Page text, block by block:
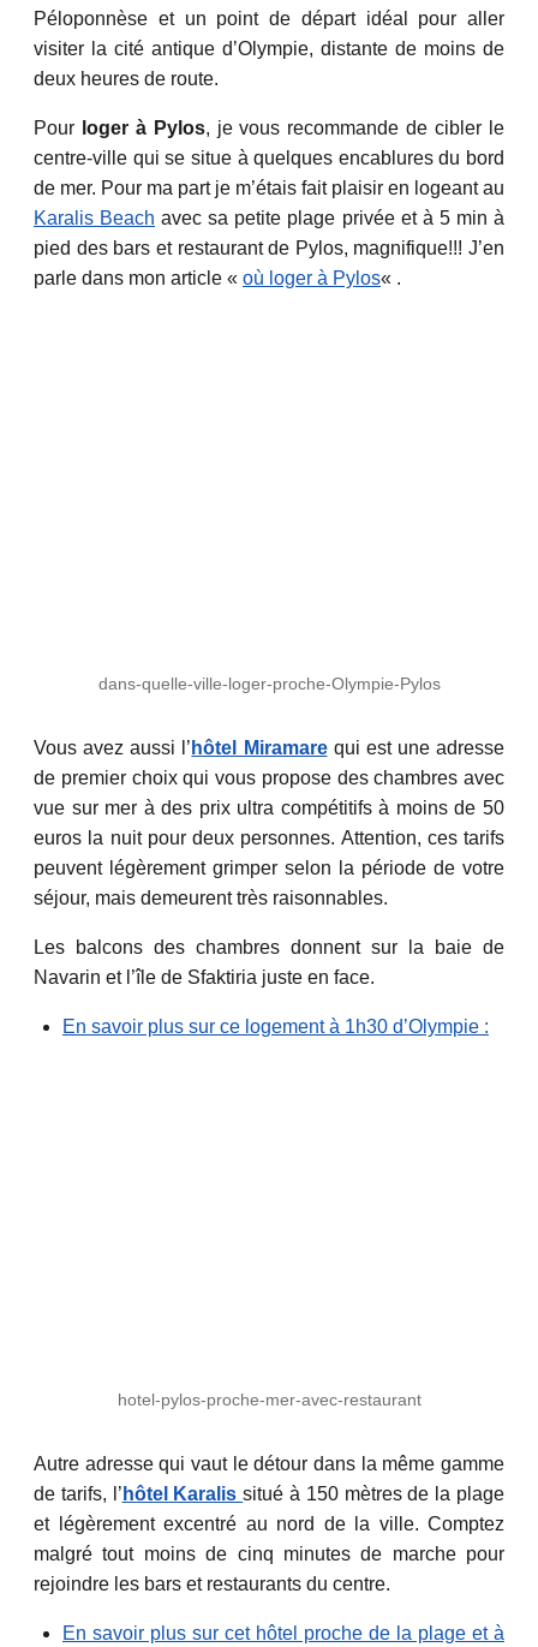
Péloponnèse et un point de départ idéal pour aller
visiter la cité antique d’Olympie, distante de moins de
deux heures de route.
Pour loger à Pylos, je vous recommande de cibler le
centre-ville qui se situe à quelques encablures du bord
de mer. Pour ma part je m’étais fait plaisir en logeant au
Karalis Beach avec sa petite plage privée et à 5 min à
pied des bars et restaurant de Pylos, magnifique!!! J’en
parle dans mon article « où loger à Pylos« .
dans-quelle-ville-loger-proche-Olympie-Pylos
Vous avez aussi l’ hôtel Miramarequi est une adresse
de premier choix qui vous propose des chambres avec
vue sur mer à des prix ultra compétitifs à moins de 50
euros la nuit pour deux personnes. Attention, ces tarifs
peuvent légèrement grimper selon la période de votre
séjour, mais demeurent très raisonnables.
Les balcons des chambres donnent sur la baie de
Navarin et l’île de Sfaktiria juste en face.
En savoir plus sur ce logement à 1h30 d’Olympie :
hotel-pylos-proche-mer-avec-restaurant
Autre adresse qui vaut le détour dans la même gamme
de tarifs, l’ hôtel Karalissitué à 150 mètres de la plage
et légèrement excentré au nord de la ville. Comptez
malgré tout moins de cinq minutes de marche pour
rejoindre les bars et restaurants du centre.
En savoir plus sur cet hôtel proche de la plage et à